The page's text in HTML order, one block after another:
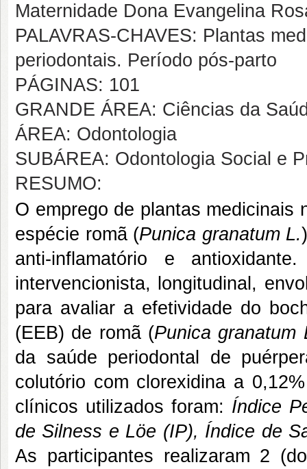
Maternidade Dona Evangelina
PALAVRAS-CHAVES: Plantas
periodontais. Período pós-parto
PÁGINAS: 101
GRANDE ÁREA: Ciências da
ÁREA: Odontologia
SUBÁREA: Odontologia Social e
RESUMO:
O emprego de plantas medicinais
espécie romã (Punica granatum L.
anti-inflamatório e
intervencionista, longitudinal,
para avaliar a efetividade do
(EEB) de romã (Punica granatum
da saúde periodontal de
colutório com clorexidina a
clínicos utilizados foram: Índice
de Silness e Löe (IP), Índice de
As participantes realizaram 2